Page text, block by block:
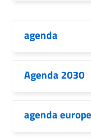
agenda
Agenda 2030
agenda